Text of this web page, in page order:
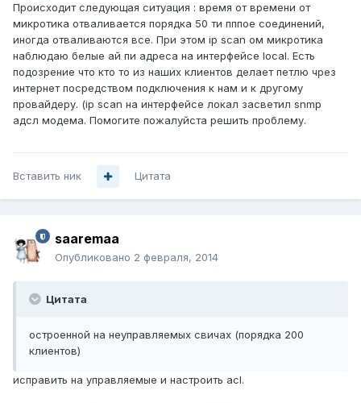
Происходит следующая ситуация : время от времени от
микротика отваливается порядка 50 ти пппое соединений,
иногда отваливаются все. При этом ip scan ом микротика
наблюдаю белые ай пи адреса на интерфейсе local. Есть
подозрение что кто то из наших клиентов делает петлю чрез
интернет посредством подключения к нам и к другому
провайдеру. (ip scan на интерфейсе локал засветил snmp
адсл модема. Помогите пожалуйста решить проблему.
Вставить ник Цитата
saaremaa
Опубликовано 2 февраля, 2014
Цитата
остроенной на неуправляемых свичах (порядка 200
клиентов)
исправить на управляемые и настроить acl.